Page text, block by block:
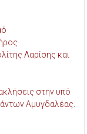
Λαρίσης και
στην υπό
Αμυγδαλέας.